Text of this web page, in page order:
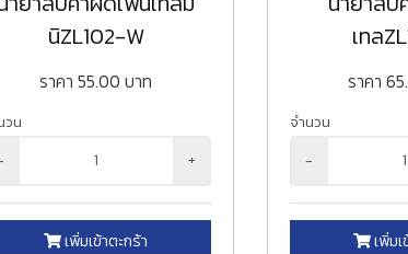
นิZL102-W
ราคา55.00 บาท
วน
+
เพิ่มเข้าตะกร้า
เทล
ราคา
จำนวน
-
เพิ่มเ